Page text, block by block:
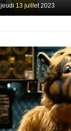
jeudi 13 juillet 2023